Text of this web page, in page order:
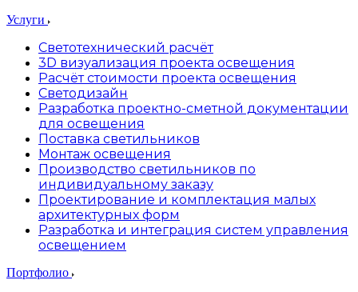
Услуги
Светотехнический расчёт
3D визуализация проекта освещения
Расчёт стоимости проекта освещения
Светодизайн
Разработка проектно-сметной документации
для освещения
Поставка светильников
Монтаж освещения
Производство светильников по
индивидуальному заказу
Проектирование и комплектация малых
архитектурных форм
Разработка и интеграция систем управления
освещением
Портфолио